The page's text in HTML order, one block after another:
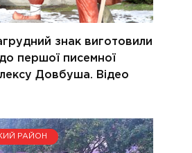
знак виготовили
першої писемної
Довбуша. Відео
РАЙОН